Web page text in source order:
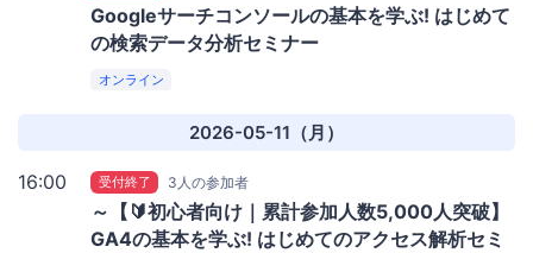
Googleサーチコンソールの基本を学ぶ! はじめて
の検索データ分析セミナー
オンライン
2026-05-11（月）
16:00 受付終了 3人の参加者
～【🔰初心者向け｜累計参加人数5,000人突破】
GA4の基本を学ぶ! はじめてのアクセス解析セミ